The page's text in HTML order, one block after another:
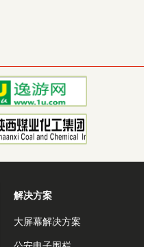
解决方案
大屏幕解决方案